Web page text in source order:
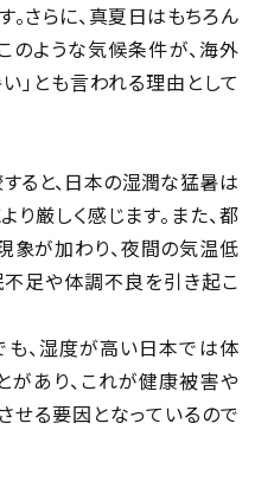
さらに、真夏日はもちろん
のような気候条件が、海外
」とも言われる理由として
ると、日本の湿潤な猛暑は
厳しく感じます。また、都
象が加わり、夜間の気温低
足や体調不良を引き起こ
、湿度が高い日本では体
あり、これが健康被害や
る要因となっているので